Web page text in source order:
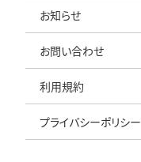
お知らせ
お問い合わせ
利用規約
プライバシーポリシー